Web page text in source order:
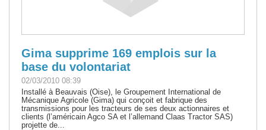
Gima supprime 169 emplois sur la
base du volontariat
02/03/2010 08:39
Installé à Beauvais (Oise), le Groupement International de
Mécanique Agricole (Gima) qui conçoit et fabrique des
transmissions pour les tracteurs de ses deux actionnaires et
clients (l’américain Agco SA et l’allemand Claas Tractor SAS)
projette de...